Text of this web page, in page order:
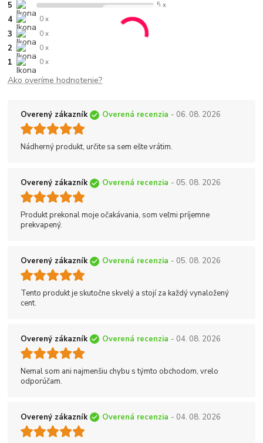
5 5 x
4 0 x
3 0 x
2 0 x
1 0 x
Ako overíme hodnotenie?
Overený zákazník Overená recenzia - 06. 08. 2026
Nádherný produkt, určite sa sem ešte vrátim.
Overený zákazník Overená recenzia - 05. 08. 2026
Produkt prekonal moje očakávania, som veľmi príjemne
prekvapený.
Overený zákazník Overená recenzia - 05. 08. 2026
Tento produkt je skutočne skvelý a stojí za každý vynaložený
cent.
Overený zákazník Overená recenzia - 04. 08. 2026
Nemal som ani najmenšiu chybu s týmto obchodom, vrelo
odporúčam.
Overený zákazník Overená recenzia - 04. 08. 2026